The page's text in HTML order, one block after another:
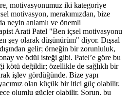
motivasyonumuz iki kategoriye
motivasyon, merakımızdan, bize
neyin anlamlı ve önemli
Arati Patel "Ben içsel motivasyonu
şey olarak düşünürüm" diyor. Dışsal
gelir; örneğin bir zorunluluk,
ve ödül isteği gibi. Patel’e göre bu
kötü değildir; özellikle de sağlıklı bir
işlev gördüğünde. Bize yapı
olan küçük bir itici güç olabilir.
olumlu güçler olabilir. Sorun, bu